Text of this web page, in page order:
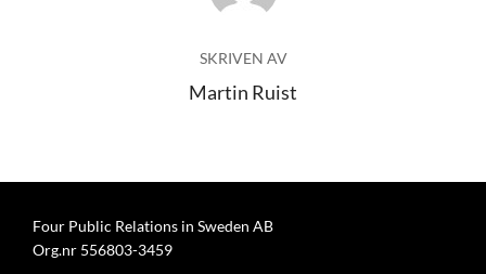
SKRIVEN AV
Martin Ruist
Four Public Relations in Sweden AB
Org.nr 556803-3459